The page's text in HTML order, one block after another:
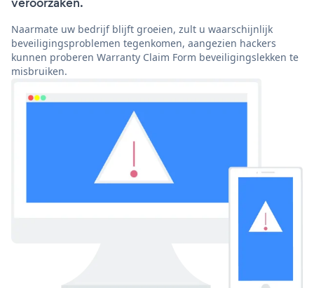
Naarmate uw bedrijf blijft groeien, zult u waarschijnlijk
beveiligingsproblemen tegenkomen, aangezien hackers
kunnen proberen Warranty Claim Form beveiligingslekken te
misbruiken.